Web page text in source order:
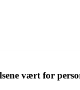
vært for